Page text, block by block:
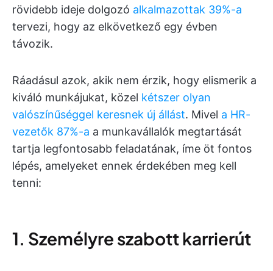
rövidebb ideje dolgozó alkalmazottak 39%-a
tervezi, hogy az elkövetkező egy évben
távozik.
Ráadásul azok, akik nem érzik, hogy elismerik a
kiváló munkájukat, közel kétszer olyan
valószínűséggel keresnek új állást. Mivel a HR-
vezetők 87%-a a munkavállalók megtartását
tartja legfontosabb feladatának, íme öt fontos
lépés, amelyeket ennek érdekében meg kell
tenni:
1. Személyre szabott karrierút